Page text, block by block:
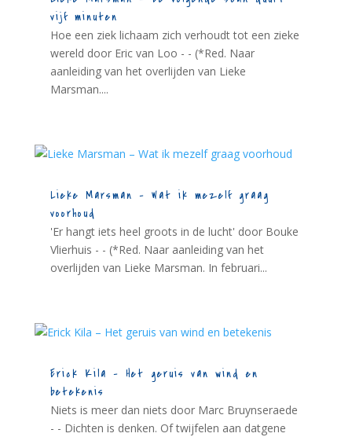
vijf minuten
Hoe een ziek lichaam zich verhoudt tot een zieke
wereld door Eric van Loo - - (*Red. Naar
aanleiding van het overlijden van Lieke
Marsman....
Lieke Marsman – Wat ik mezelf graag
voorhoud
'Er hangt iets heel groots in de lucht' door Bouke
Vlierhuis - - (*Red. Naar aanleiding van het
overlijden van Lieke Marsman. In februari...
Erick Kila – Het geruis van wind en
betekenis
Niets is meer dan niets door Marc Bruynseraede
- - Dichten is denken. Of twijfelen aan datgene